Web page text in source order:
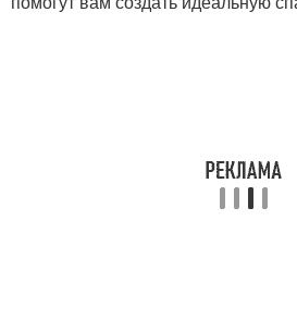
Мебели для спальни